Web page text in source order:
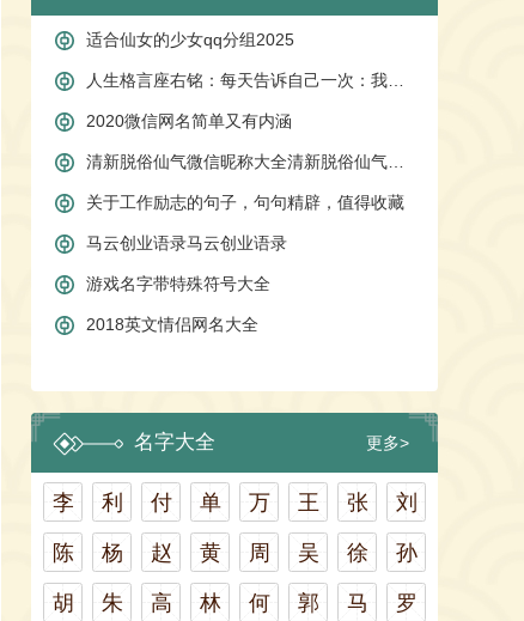
适合仙女的少女qq分组2025
人生格言座右铭：每天告诉自己一次：我真的很不错
2020微信网名简单又有内涵
清新脱俗仙气微信昵称大全清新脱俗仙气微信昵称大全
关于工作励志的句子，句句精辟，值得收藏
马云创业语录马云创业语录
游戏名字带特殊符号大全
2018英文情侣网名大全
名字大全 更多>
李 利 付 单 万 王 张 刘
陈 杨 赵 黄 周 吴 徐 孙
胡 朱 高 林 何 郭 马 罗